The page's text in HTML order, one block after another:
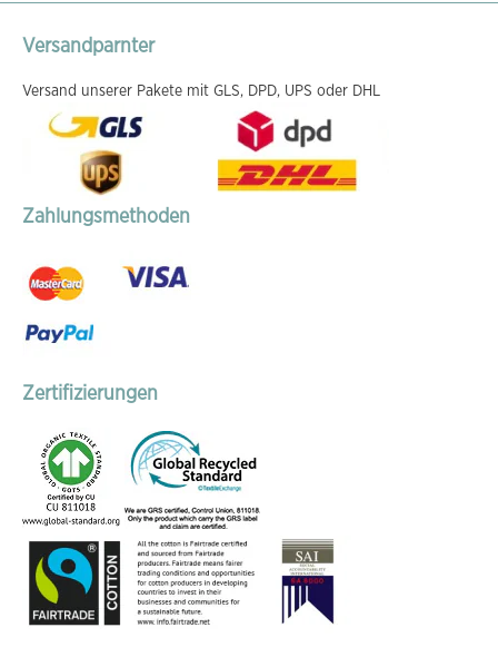
Versandparnter
Versand unserer Pakete mit GLS, DPD, UPS oder DHL
Zahlungsmethoden
Zertifizierungen